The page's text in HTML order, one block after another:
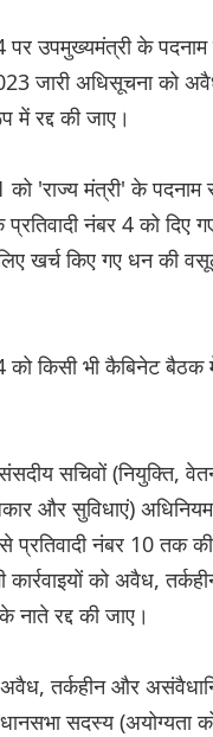
4 पर उपमुख्यमंत्री के
जारी अधिसूचना को
रद्द की जाए।
को 'राज्य मंत्री' के
प्रतिवादी नंबर 4 को दिए
खर्च किए गए धन की
को किसी भी कैबिनेट
सचिवों (नियुक्ति,
और सुविधाएं)
प्रतिवादी नंबर 10 तक
कार्रवाइयों को अवैध,
रद्द की जाए।
अवैध, तर्कहीन और
सदस्य (अयोग्यता